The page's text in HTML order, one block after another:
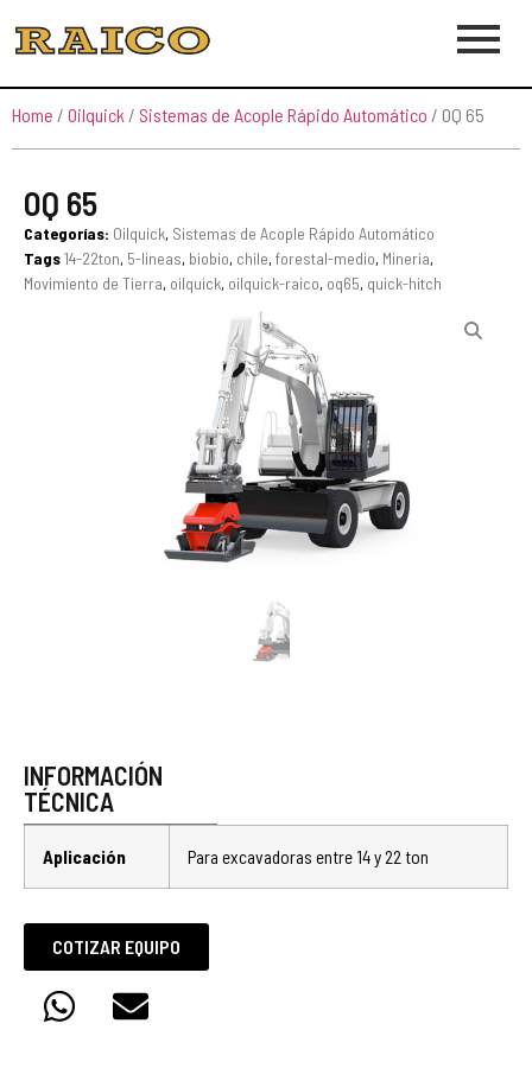
Home / Oilquick / Sistemas de Acople Rápido Automático / OQ 65
OQ 65
Categorías: Oilquick, Sistemas de Acople Rápido Automático
Tags14-22ton, 5-lineas, biobio, chile, forestal-medio, Mineria,
Movimiento de Tierra, oilquick, oilquick-raico, oq65, quick-hitch
INFORMACIÓN
TÉCNICA
Aplicación Para excavadoras entre 14 y 22 ton
COTIZAR EQUIPO